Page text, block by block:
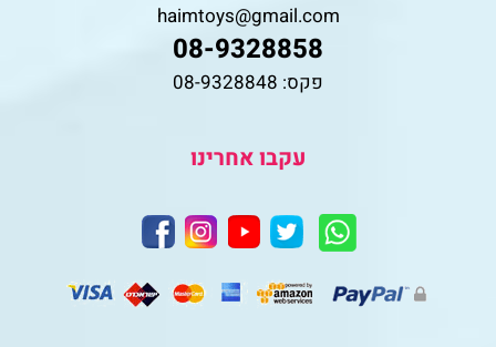
haimtoys@gmail.com
08-9328858
פקס: 08-9328848
עקבו אחרינו